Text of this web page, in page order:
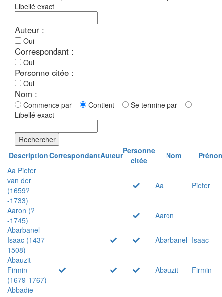
Libellé exact
Auteur :
Oui
Correspondant :
Oui
Personne citée :
Oui
Nom :
Commence par Contient
Se termine par
Libellé exact
Rechercher
DescriptionCorrespondantAuteurPersonne
citée
Nom
Aa Pieter
van der
(1659?
-1733)
Aa Pieter
Aaron (?
-1745)
Aaron
Abarbanel
Isaac (1437-
1508)
Abarbanel Isaac
Abauzit
Firmin
(1679-1767)
Abauzit
Firmin
Abbadie